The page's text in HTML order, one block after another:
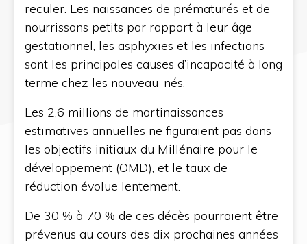
reculer. Les naissances de prématurés et de
nourrissons petits par rapport à leur âge
gestationnel, les asphyxies et les infections
sont les principales causes d’incapacité à long
terme chez les nouveau-nés.
Les 2,6 millions de mortinaissances
estimatives annuelles ne figuraient pas dans
les objectifs initiaux du Millénaire pour le
développement (OMD), et le taux de
réduction évolue lentement.
De 30 % à 70 % de ces décès pourraient être
prévenus au cours des dix prochaines années